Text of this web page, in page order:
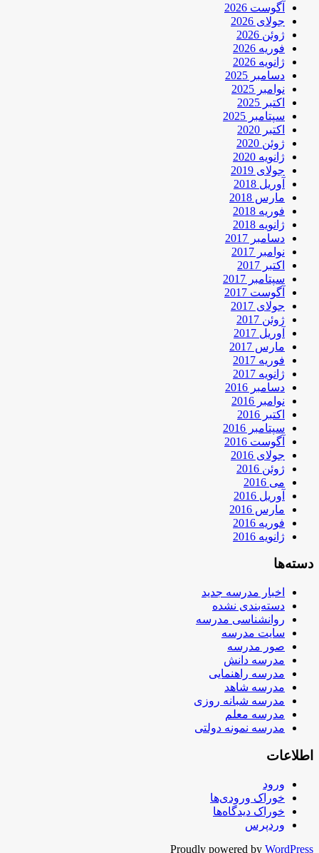
آگوست 2026
جولای 2026
ژوئن 2026
فوریه 2026
ژانویه 2026
دسامبر 2025
نوامبر 2025
اکتبر 2025
سپتامبر 2025
اکتبر 2020
ژوئن 2020
ژانویه 2020
جولای 2019
آوریل 2018
مارس 2018
فوریه 2018
ژانویه 2018
دسامبر 2017
نوامبر 2017
اکتبر 2017
سپتامبر 2017
آگوست 2017
جولای 2017
ژوئن 2017
آوریل 2017
مارس 2017
فوریه 2017
ژانویه 2017
دسامبر 2016
نوامبر 2016
اکتبر 2016
سپتامبر 2016
آگوست 2016
جولای 2016
ژوئن 2016
می 2016
آوریل 2016
مارس 2016
فوریه 2016
ژانویه 2016
دسته‌ها
اخبار مدرسه جدید
دسته‌بندی نشده
روانشناسی مدرسه
سایت مدرسه
صور مدرسه
مدرسه دانش
مدرسه راهنمایی
مدرسه شاهد
مدرسه شبانه روزی
مدرسه معلم
مدرسه نمونه دولتی
اطلاعات
ورود
خوراک ورودی‌ها
خوراک دیدگاه‌ها
وردپرس
Proudly powered by WordPress